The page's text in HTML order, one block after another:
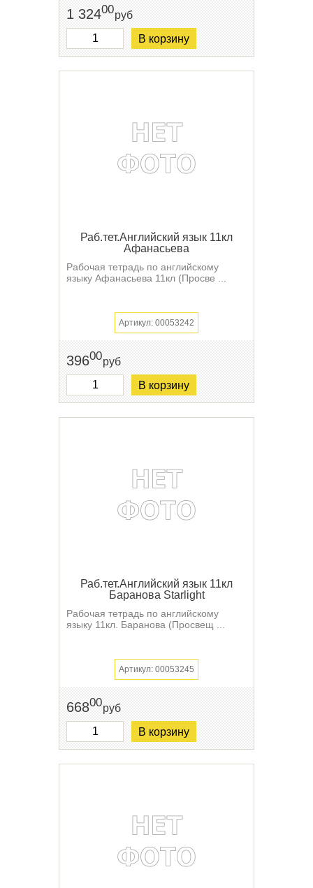
1 32400руб
В корзину
Раб.тет.Английский язык 11кл
Афанасьева
Рабочая тетрадь по английскому
языку Афанасьева 11кл (Просве ...
Артикул: 00053242
39600руб
В корзину
Раб.тет.Английский язык 11кл
Баранова Starlight
Рабочая тетрадь по английскому
языку 11кл. Баранова (Просвещ ...
Артикул: 00053245
66800руб
В корзину